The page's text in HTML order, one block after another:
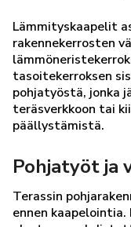
Lämmityskaapelit
rakennekerrosten
tasoitekerroksen
pohjatyöstä, jonka
teräsverkkoon tai
päällystämistä.
Pohjatyöt ja
Terassin
ennen